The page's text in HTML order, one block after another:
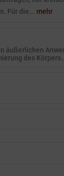
Für die... mehr
äußerlichen
des